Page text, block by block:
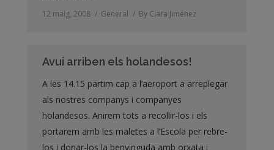
12 maig, 2008 General By Clara Jiménez
Avui arriben els holandesos!
A les 14.15 partim cap a l’aeroport a arreplegar
als nostres companys i companyes
holandesos. Anirem tots a recollir-los i els
portarem amb les maletes a l’Escola per rebre-
los i donar-los la benvinguda amb orxata i